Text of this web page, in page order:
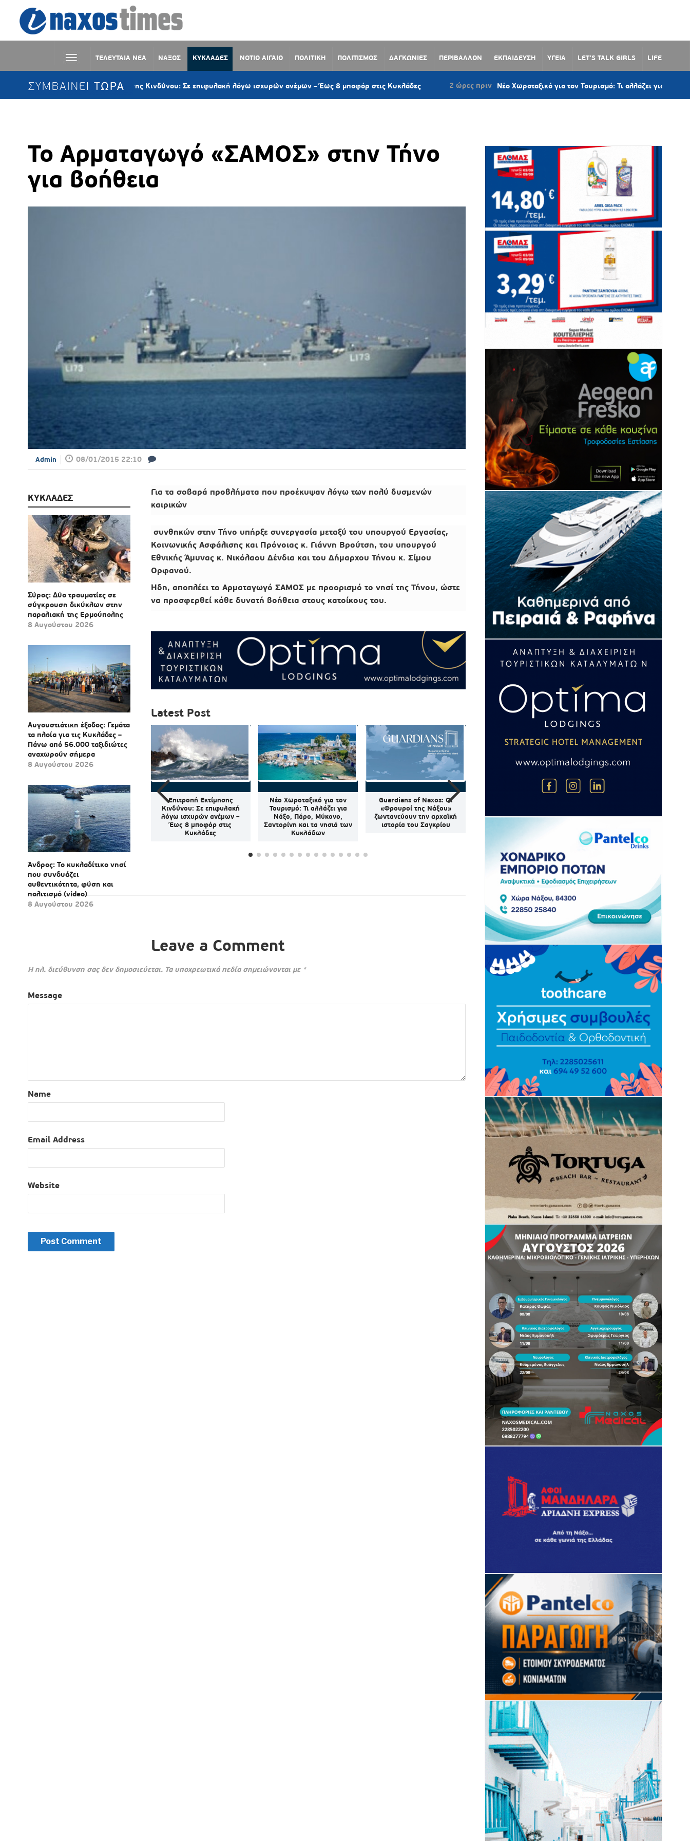
ΤΕΛΕΥΤΑΙΑ ΝΕΑ ΝΑΞΟΣ ΚΥΚΛΑΔΕΣ ΝΟΤΙΟ ΑΙΓΑΙΟ ΠΟΛΙΤΙΚΗ ΠΟΛΙΤΙΣΜΟΣ ΔΑΓΚΩΝΙΕΣ ΠΕΡΙΒΑΛΛΟΝ ΕΚΠΑΙΔΕΥΣΗ ΥΓΕΙΑ LET’S TALK GIRLS LIFE
ΣΥΜΒΑΙΝΕΙ ΤΩΡΑ
Επιτροπή Εκτίμησης Κινδύνου: Σε επιφυλακή λόγω ισχυρών ανέμων – Έως 8 μποφόρ στις Κυκλάδες 2 ώρες πριν Νέο Χωροταξικό για τον Τουρισμό: Τι αλλάζει για Νάξο, Πάρο,
Το Αρματαγωγό «ΣΑΜΟΣ» στην Τήνο
για βοήθεια
Admin 08/01/2015 22:10
ΚΥΚΛΑΔΕΣ
Σύρος: Δύο τραυματίες σε
σύγκρουση δικύκλων στην
παραλιακή της Ερμούπολης
8 Αυγούστου 2026
Αυγουστιάτικη έξοδος: Γεμάτα
τα πλοία για τις Κυκλάδες –
Πάνω από 56.000 ταξιδιώτες
αναχωρούν σήμερα
8 Αυγούστου 2026
Άνδρος: Το κυκλαδίτικο νησί
που συνδυάζει
αυθεντικότητα, φύση και
πολιτισμό (video)
8 Αυγούστου 2026
Για τα σοβαρά προβλήματα που προέκυψαν λόγω των πολύ δυσμενών
καιρικών
συνθηκών στην Τήνο υπήρξε συνεργασία μεταξύ του υπουργού Εργασίας,
Κοινωνικής Ασφάλισης και Πρόνοιας κ. Γιάννη Βρούτση, του υπουργού
Εθνικής Άμυνας κ. Νικόλαου Δένδια και του Δήμαρχου Τήνου κ. Σίμου
Ορφανού.
Ήδη, αποπλέει το Αρματαγωγό ΣΑΜΟΣ με προορισμό το νησί της Τήνου, ώστε
να προσφερθεί κάθε δυνατή βοήθεια στους κατοίκους του.
Latest Post
του ΣτΕ
Σύρος: Δράση ενημέρωσης
για την ασφαλή κολύμβηση
και την πρόληψη των
πνιγμών
Επιτροπή Εκτίμησης
Κινδύνου: Σε επιφυλακή
λόγω ισχυρών ανέμων –
Έως 8 μποφόρ στις
Κυκλάδες
Νέο Χωροταξικό για τον
Τουρισμό: Τι αλλάζει για
Νάξο, Πάρο, Μύκονο,
Σαντορίνη και τα νησιά των
Κυκλάδων
Guardians of Naxos: Οι
«Φρουροί της Νάξου»
ζωντανεύουν την αρχαϊκή
ιστορία του Σαγκρίου
διακομιδές ασθενών από
παραλιακή της Ερμούπολης
Leave a Comment
Η ηλ. διεύθυνση σας δεν δημοσιεύεται. Τα υποχρεωτικά πεδία σημειώνονται με *
Message
Name
Email Address
Website